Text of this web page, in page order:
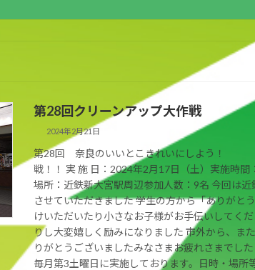
第28回クリーンアップ大作戦
2024年2月21日
第28回 奈良のいいとこきれいにしよう！
戦！！ 実 施 日：2024年2月17日（土）実施時
場所：近鉄新大宮駅周辺参加人数：9名 今回は
させていただきました 学生の方から「ありがと
けいただいたり小さなお子様がお手伝いしてく
りし大変嬉しく励みになりました 市外から、ま
りがとうございましたみなさまお疲れさまでし
毎月第3土曜日に実施しております。日時・場所